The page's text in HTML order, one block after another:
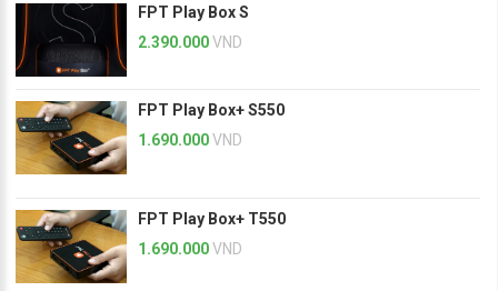
FPT Play Box S
2.390.000VND
FPT Play Box+ S550
1.690.000VND
FPT Play Box+ T550
1.690.000VND